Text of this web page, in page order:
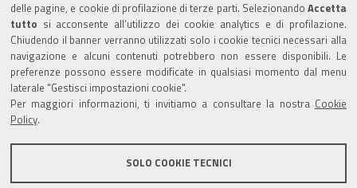
delle pagine, e cookie di profilazione di terze parti. Selezionando Accetta
tutto si acconsente all’utilizzo dei cookie analytics e di profilazione.
Chiudendo il banner verranno utilizzati solo i cookie tecnici necessari alla
navigazione e alcuni contenuti potrebbero non essere disponibili. Le
preferenze possono essere modificate in qualsiasi momento dal menu
laterale "Gestisci impostazioni cookie".
Per maggiori informazioni, ti invitiamo a consultare la nostra Cookie
Policy
SOLO COOKIE TECNICI
Amministrazione trasparente
Albo Camerale
Pubblicità Legale
Area riservata Amministratori